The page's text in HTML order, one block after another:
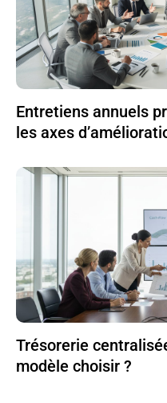
Entretiens annuels
les axes
Trésorerie
modèle choisir ?